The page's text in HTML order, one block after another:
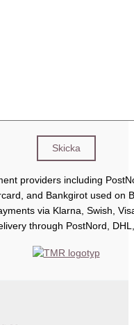
via Klarna, Swish,
through PostNord,